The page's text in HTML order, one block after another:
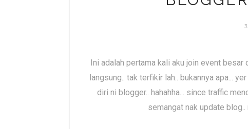
Ini adalah pertama kali aku join event besar
langsung.. tak terfikir lah.. bukannya apa...
diri ni blogger.. hahahha... since traffic
semangat nak update